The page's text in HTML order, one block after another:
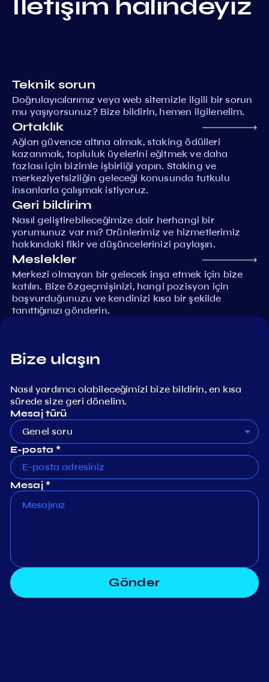
Teknik sorun
Doğrulayıcılarımız veya web sitemizle ilgili bir sorun
mu yaşıyorsunuz? Bize bildirin, hemen ilgilenelim.
Ortaklık
Ağları güvence altına almak, staking ödülleri
kazanmak, topluluk üyelerini eğitmek ve daha
fazlası için bizimle işbirliği yapın. Staking ve
merkeziyetsizliğin geleceği konusunda tutkulu
insanlarla çalışmak istiyoruz.
Geri bildirim
Nasıl geliştirebileceğimize dair herhangi bir
yorumunuz var mı? Ürünlerimiz ve hizmetlerimiz
hakkındaki fikir ve düşüncelerinizi paylaşın.
Meslekler
Merkezi olmayan bir gelecek inşa etmek için bize
katılın. Bize özgeçmişinizi, hangi pozisyon için
başvurduğunuzu ve kendinizi kısa bir şekilde
tanıttığınızı gönderin.
Bize ulaşın
Nasıl yardımcı olabileceğimizi bize bildirin, en kısa
sürede size geri dönelim.
Mesaj türü
Genel soru
E-posta *
Mesaj *
Gönder